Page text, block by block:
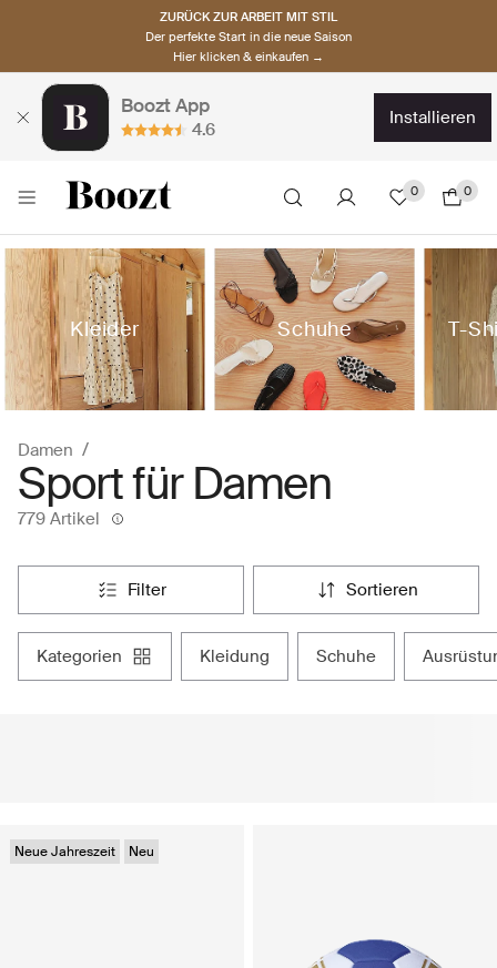
ZURÜCK ZUR ARBEIT MIT STIL
Der perfekte Start in die neue Saison
Hier klicken & einkaufen →
Boozt App
4.6
installieren
0 0
Kleider Schuhe T-
Damen
Sport für Damen
779 Artikel
filter sortieren
kategorien kleidung schuhe
Neue Jahreszeit Neu